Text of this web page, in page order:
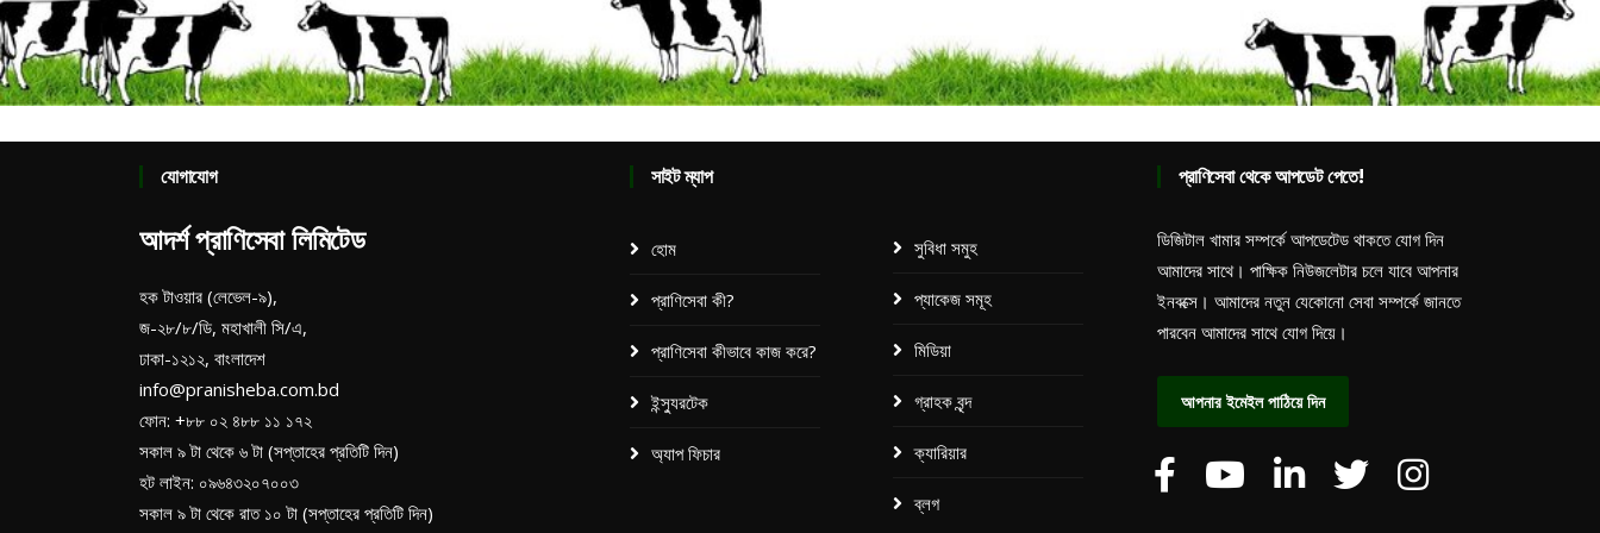
যোগাযোগ
আদর্শ প্রাণিসেবা লিমিটেড
হক টাওয়ার (লেভেল-৯),
জ-২৮/৮/ডি, মহাখালী সি/এ,
ঢাকা-১২১২, বাংলাদেশ
info@pranisheba.com.bd
ফোন: +৮৮ ০২ ৪৮৮ ১১ ১৭২
সকাল ৯ টা থেকে ৬ টা (সপ্তাহের প্রতিটি দিন)
হট লাইন: ০৯৬৪৩২০৭০০৩
সকাল ৯ টা থেকে রাত ১০ টা (সপ্তাহের প্রতিটি দিন)
সাইট ম্যাপ
হোম
প্রাণিসেবা কী?
প্রাণিসেবা কীভাবে কাজ করে?
ইন্স্যুরটেক
অ্যাপ ফিচার
সুবিধা সমুহ
প্যাকেজ সমূহ​
মিডিয়া
গ্রাহক বৃন্দ
ক্যারিয়ার
ব্লগ
প্রাণিসেবা থেকে আপডেট পেতে!
ডিজিটাল খামার সম্পর্কে আপডেটেড থাকতে যোগ দিন
আমাদের সাথে। পাক্ষিক নিউজলেটার চলে যাবে আপনার
ইনবক্সে। আমাদের নতুন যেকোনো সেবা সম্পর্কে জানতে
পারবেন আমাদের সাথে যোগ দিয়ে।
আপনার ইমেইল পাঠিয়ে দিন